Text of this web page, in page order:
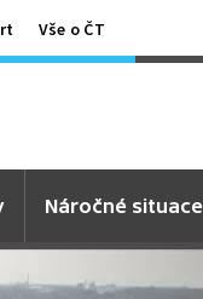
Vše o ČT
Náročné situace